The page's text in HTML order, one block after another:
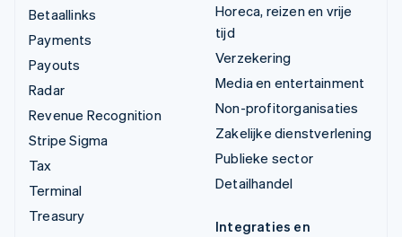
Betaallinks
Payments
Payouts
Radar
Revenue Recognition
Stripe Sigma
Tax
Terminal
Treasury
Horeca, reizen en vrije
tijd
Verzekering
Media en entertainment
Non-profitorganisaties
Zakelijke dienstverlening
Publieke sector
Detailhandel
Integraties en